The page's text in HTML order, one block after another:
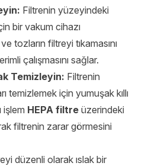
Filtrenin yüzeyindeki
bir vakum cihazı
tozların filtreyi tıkamasını
çalışmasını sağlar.
Temizleyin: Filtrenin
temizlemek için yumuşak kıllı
işlem HEPA filtre üzerindeki
filtrenin zarar görmesini
düzenli olarak ıslak bir